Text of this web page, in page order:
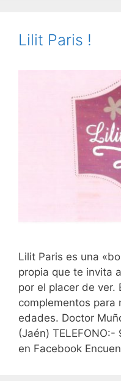
Lilit Paris !
Lilit Paris es una
propia que te invita
por el placer de ver.
complementos para
edades. Doctor
(Jaén)
en Facebook